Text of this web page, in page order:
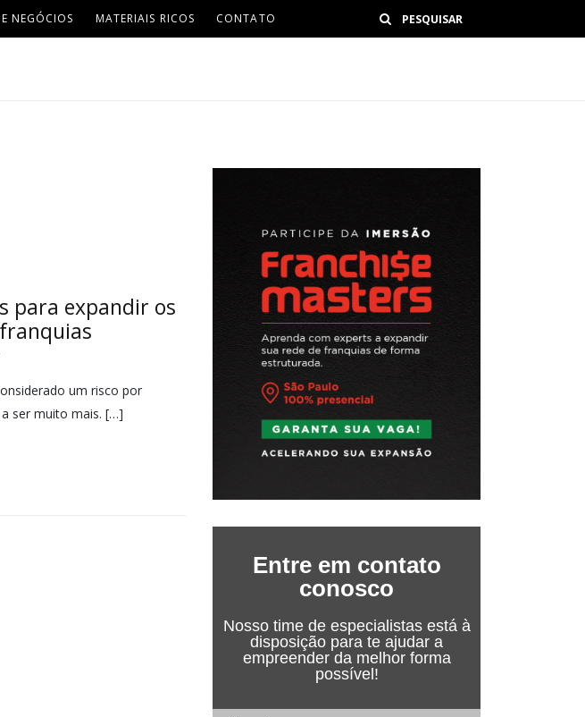
NEGÓCIOS MATERIAIS RICOS CONTATO Buscar
para expandir os
um risco por
ser muito mais. […]
Entre em contato
conosco
Nosso time de especialistas está à
disposição para te ajudar a
empreender da melhor forma
possível!